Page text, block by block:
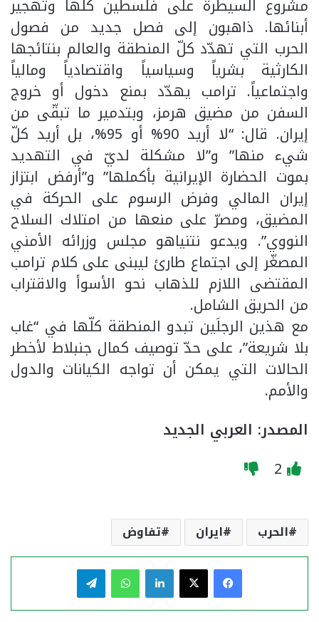
مشروع السيطرة على فلسطين كلّها وتهجير
أبنائها. ذاهبون إلى فصل جديد من فصول
الحرب التي تهدّد كلّ المنطقة والعالم بنتائجها
الكارثية بشرياً وسياسياً واقتصادياً ومالياً
واجتماعياً. ترامب يهدّد بمنع دخول أو خروج
السفن من مضيق هرمز، وبتدمير ما تبقّى من
إيران. قال: “لا أريد 90% أو 95%، بل أريد كلّ
شيء منها” و”لا مشكلة لديّ في التهديد
بموت الحضارة الإيرانية بأكملها” و”أرفض ابتزاز
إيران المالي وفرض الرسوم على الحركة في
المضيق، ومصرّ على منعها من امتلاك السلاح
النووي”. ويدعو نتنياهو مجلس وزرائه الأمني
المصغّر إلى اجتماع طارئ ليبنى على كلام ترامب
المقتضى اللازم للذهاب نحو الأسوأ والاقتراب
من الحريق الشامل.
مع هذين الرجلَين تبدو المنطقة كلّها في “غاب
بلا شريعة”، على حدّ توصيف كمال جنبلاط لأخطر
الحالات التي يمكن أن تواجه الكيانات والدول
والأمم.
المصدر: العربي الجديد
2
الحرب ايران تفاوض
فيسبوك لينكدإن واتساب